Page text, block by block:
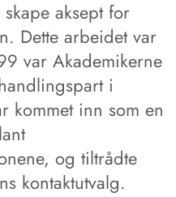
aksept for
Dette arbeidet var
var Akademikerne
i
kommet inn som en
og tiltrådte
kontaktutvalg.